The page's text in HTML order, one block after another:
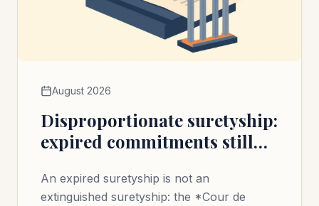
August 2026
Disproportionate suretyship:
expired commitments still
An expired suretyship is not an
extinguished suretyship: the *Cour de